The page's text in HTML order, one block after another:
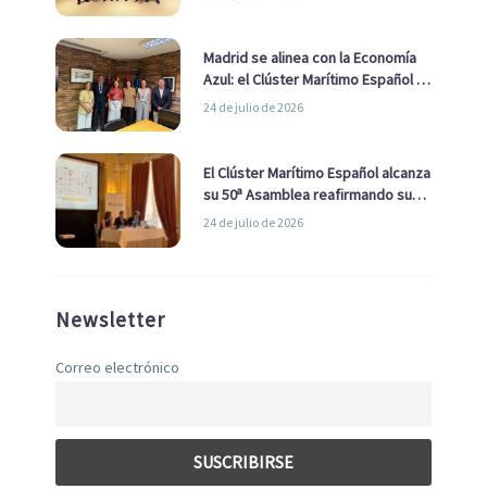
Madrid se alinea con la Economía
Azul: el Clúster Marítimo Español y
la Real Liga Naval avanzan alianzas
24 de julio de 2026
El Clúster Marítimo Español alcanza
su 50ª Asamblea reafirmando su
liderazgo en la Economía Azul
24 de julio de 2026
Newsletter
Correo electrónico